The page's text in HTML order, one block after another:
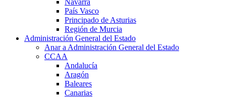
País Vasco
Principado de Asturias
Región de Murcia
Administración General del Estado
Anar a Administración General del Estado
CCAA
Andalucía
Aragón
Baleares
Canarias